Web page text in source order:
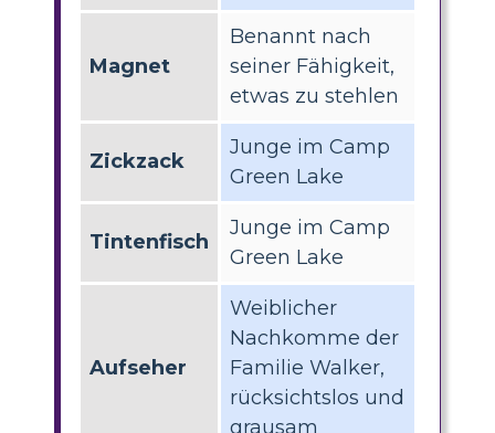
Magnet
Benannt nach
seiner Fähigkeit,
etwas zu stehlen
Zickzack
Junge im Camp
Green Lake
Tintenfisch
Junge im Camp
Green Lake
Aufseher
Weiblicher
Nachkomme der
Familie Walker,
rücksichtslos und
grausam